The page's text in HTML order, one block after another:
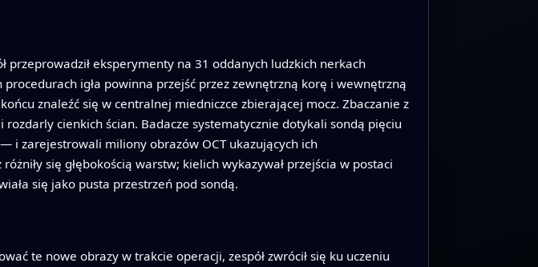
eksperymenty na 31 oddanych ludzkich nerkach
igła powinna przejść przez zewnętrzną korę i wewnętrzną
znaleźć się w centralnej miedniczce zbierającej mocz. Zbaczanie z
cienkich ścian. Badacze systematycznie dotykali sondą pięciu
i zarejestrowali miliony obrazów OCT ukazujących ich
się głębokością warstw; kielich wykazywał przejścia w postaci
się jako pusta przestrzeń pod sondą.
te nowe obrazy w trakcie operacji, zespół zwrócił się ku uczeniu